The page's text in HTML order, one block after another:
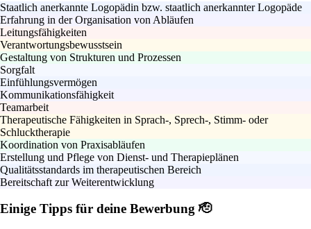
Staatlich anerkannte Logopädin bzw. staatlich anerkannter Logopäde
Erfahrung in der Organisation von Abläufen
Leitungsfähigkeiten
Verantwortungsbewusstsein
Gestaltung von Strukturen und Prozessen
Sorgfalt
Einfühlungsvermögen
Kommunikationsfähigkeit
Teamarbeit
Therapeutische Fähigkeiten in Sprach-, Sprech-, Stimm- oder
Schlucktherapie
Koordination von Praxisabläufen
Erstellung und Pflege von Dienst- und Therapieplänen
Qualitätsstandards im therapeutischen Bereich
Bereitschaft zur Weiterentwicklung
Einige Tipps für deine Bewerbung 🫡